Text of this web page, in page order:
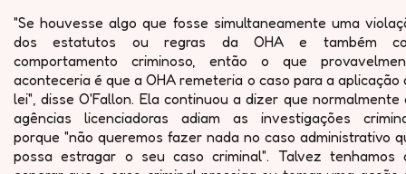
"Se houvesse algo que fosse simultaneamente uma
dos estatutos ou regras da OHA e também
comportamento criminoso, então o que
aconteceria é que a OHA remeteria o caso para a aplicação
lei", disse O'Fallon. Ela continuou a dizer que normalmente
agências licenciadoras adiam as investigações
porque "não queremos fazer nada no caso administrativo
possa estragar o seu caso criminal". Talvez tenhamos